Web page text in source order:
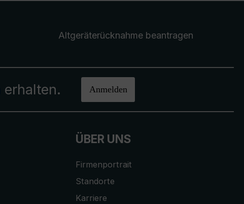
Altgeräterücknahme beantragen
erhalten. Anmelden
ÜBER UNS
Firmenportrait
Standorte
Karriere